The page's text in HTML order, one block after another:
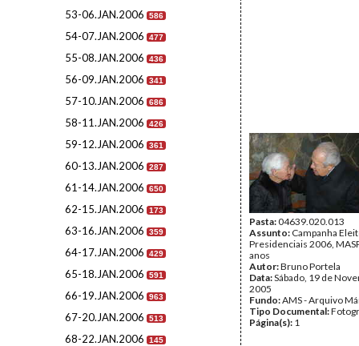
53-06.JAN.2006 586
54-07.JAN.2006 477
55-08.JAN.2006 436
56-09.JAN.2006 341
57-10.JAN.2006 686
58-11.JAN.2006 426
59-12.JAN.2006 361
60-13.JAN.2006 287
61-14.JAN.2006 650
62-15.JAN.2006 173
63-16.JAN.2006 359
64-17.JAN.2006 429
65-18.JAN.2006 591
66-19.JAN.2006 963
67-20.JAN.2006 513
68-22.JAN.2006 145
Pasta:04639.020.013
Assunto: Campanha
Presidenciais 2006,
anos
Autor:Bruno Portela
Data:Sábado, 19 de
2005
Fundo:AMS - Arquivo
Tipo Documental:
Página(s): 1